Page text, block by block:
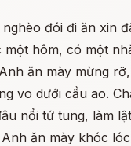
đói đi ăn xin
một hôm, có một
ăn mày mừng
vo dưới cầu ao.
nổi tứ tung, làm
ăn mày khóc